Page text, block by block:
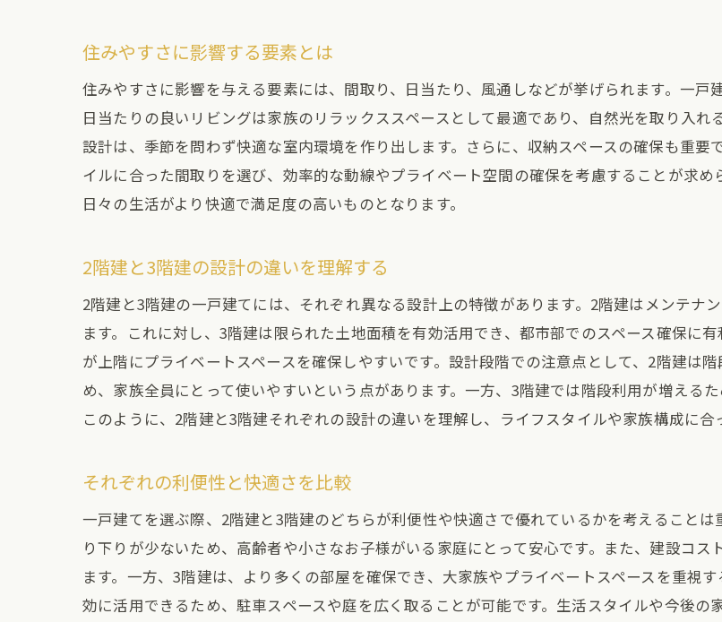
プライバシー確保のための工夫
階数による家族の距離感の違い
収納スペースの確保と配置
生活動線を意識した設計の重要性
2階建と3階建どちらが住みやすいか一戸建ての選択で失
選び方が未来の暮らしを左右する
優先順位を明確にする必要性
長期的視点で考える一戸建て選び
地域特性を踏まえた選択肢
プロに相談する際のポイント
一戸建ての住み心地を左右する2階建と3階建の特性を知
音の伝わりやすさと対応策
光の取り込み方による快適さ
季節に応じた住まい方の工夫
住みやすさに影響する要素とは
住みやすさに影響を与える要素には、間取り、日当たり、風通しなどが挙げられます。一戸
日当たりの良いリビングは家族のリラックススペースとして最適であり、自然光を取り入
設計は、季節を問わず快適な室内環境を作り出します。さらに、収納スペースの確保も重
イルに合った間取りを選び、効率的な動線やプライベート空間の確保を考慮することが求め
日々の生活がより快適で満足度の高いものとなります。
2階建と3階建の設計の違いを理解する
2階建と3階建の一戸建てには、それぞれ異なる設計上の特徴があります。2階建はメンテナ
ます。これに対し、3階建は限られた土地面積を有効活用でき、都市部でのスペース確保に
が上階にプライベートスペースを確保しやすいです。設計段階での注意点として、2階建は
め、家族全員にとって使いやすいという点があります。一方、3階建では階段利用が増える
このように、2階建と3階建それぞれの設計の違いを理解し、ライフスタイルや家族構成に合
それぞれの利便性と快適さを比較
一戸建てを選ぶ際、2階建と3階建のどちらが利便性や快適さで優れているかを考えること
り下りが少ないため、高齢者や小さなお子様がいる家庭にとって安心です。また、建設コ
ます。一方、3階建は、より多くの部屋を確保でき、大家族やプライベートスペースを重視
効に活用できるため、駐車スペースや庭を広く取ることが可能です。生活スタイルや今後